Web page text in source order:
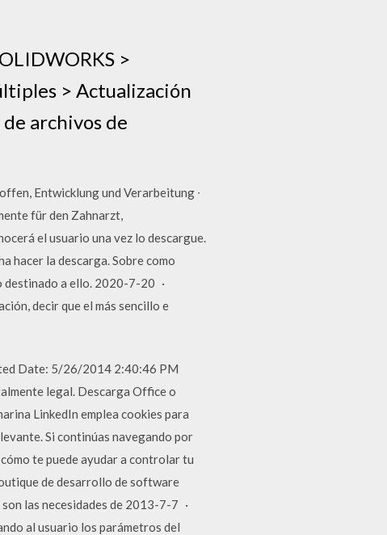
>
> Actualización
archivos de
Entwicklung und Verarbeitung ∙
für den Zahnarzt,
el usuario una vez lo descargue.
hacer la descarga. Sobre como
destinado a ello. 2020-7-20 ·
decir que el más sencillo e
Date: 5/26/2014 2:40:46 PM
legal. Descarga Office o
LinkedIn emplea cookies para
Si continúas navegando por
te puede ayudar a controlar tu
de desarrollo de software
las necesidades de 2013-7-7 ·
al usuario los parámetros del